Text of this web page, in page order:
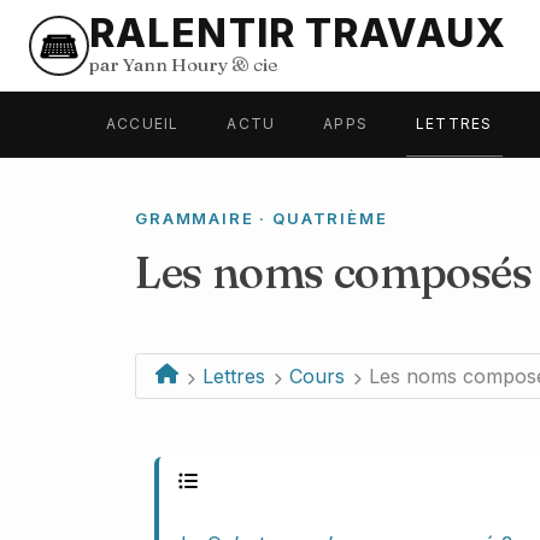
RALENTIR TRAVAUX
par Yann Houry & cie
ACCUEIL ACTU APPS LETTRES
GRAMMAIRE · QUATRIÈME
Les noms composés
Lettres Cours Les noms
Plan du cours